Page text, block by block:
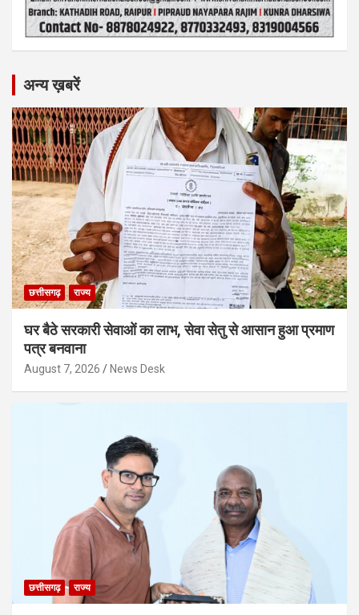
अन्य ख़बरें
छत्तीसगढ़ राज्य
घर बैठे सरकारी सेवाओं का लाभ, सेवा सेतु से आसान हुआ प्रमाण
पत्र बनवाना
August 7, 2026 News Desk
छत्तीसगढ़ राज्य